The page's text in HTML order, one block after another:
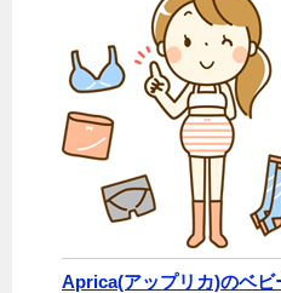
Aprica(アップリカ)のベビ